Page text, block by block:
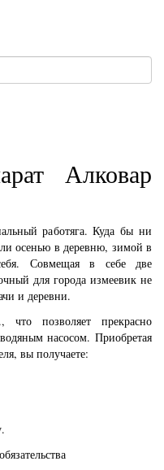
Алковар
работяга. Куда бы ни
осенью в деревню, зимой в
Совмещая в себе две
для города измеевик не
и деревни.
позволяет прекрасно
насосом. Приобретая
вы получаете: